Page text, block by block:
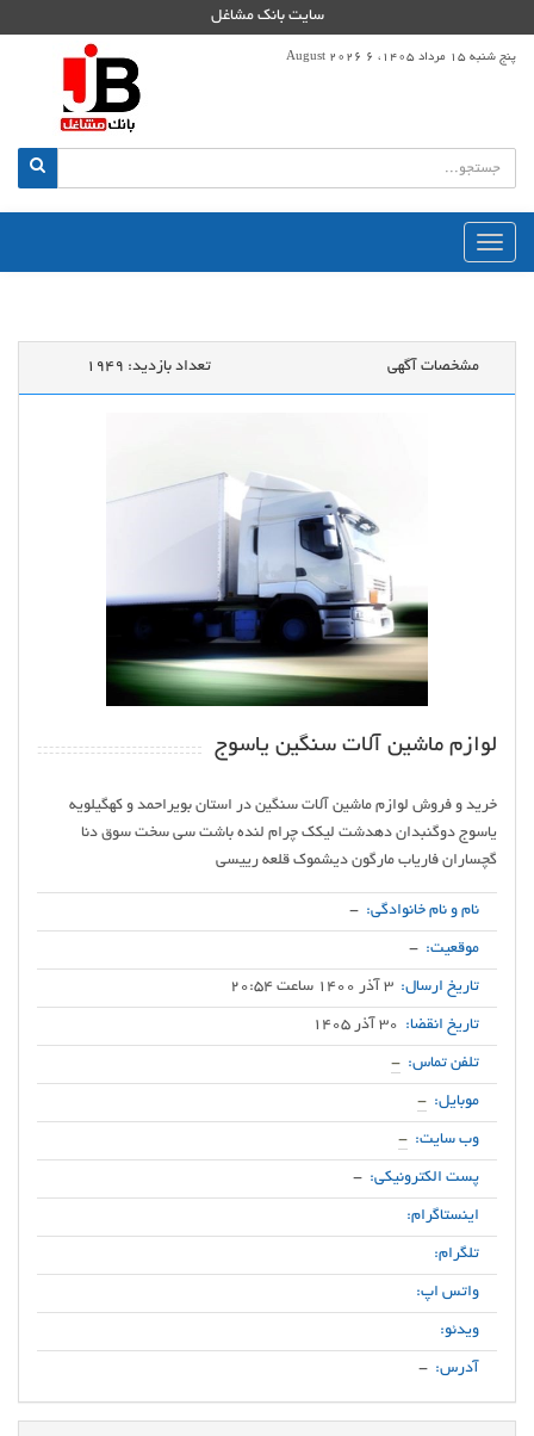
سایت بانک مشاغل
پنج شنبه 15 مرداد 1405، 6 August 2026
منوی
اصلی
مشخصات آگهی تعداد بازدید:
لوازم ماشین آلات سنگین یاسوج
خرید و فروش لوازم ماشین آلات سنگین در استان بویراحمد و کهگیلویه
یاسوج دوگنبدان دهدشت لیکک چرام لنده باشت سی سخت سوق دنا
گچساران فاریاب مارگون دیشموک قلعه رییسی
نام و نام خانوادگی: -
موقعیت: -
تاریخ ارسال: 3 آذر 1400 ساعت 20:54
تاریخ انقضا: 30 آذر 1405
تلفن تماس: -
موبایل: -
وب سایت: -
پست الکترونیکی: -
اینستاگرام:
تلگرام:
واتس اپ:
ویدئو:
آدرس: -